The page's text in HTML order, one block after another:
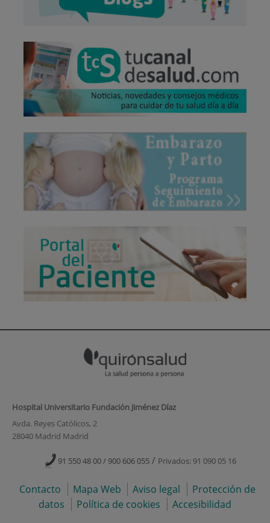
Hospital Universitario Fundación Jiménez Díaz
Avda. Reyes Católicos, 2
28040 Madrid Madrid
91 550 48 00 / 900 606 055 / Privados: 91 090 05 16
Contacto Mapa Web Aviso legal
Protección de
datos
Política de cookies Accesibilidad